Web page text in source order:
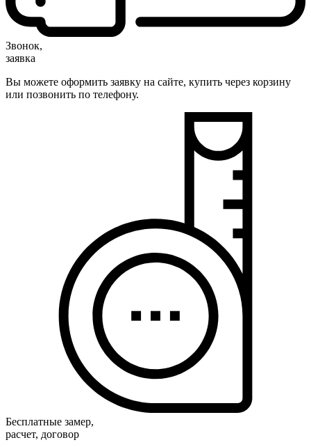
Звонок,
заявка
Вы можете оформить заявку на сайте, купить через корзину
или позвонить по телефону.
Бесплатные замер,
расчет, договор